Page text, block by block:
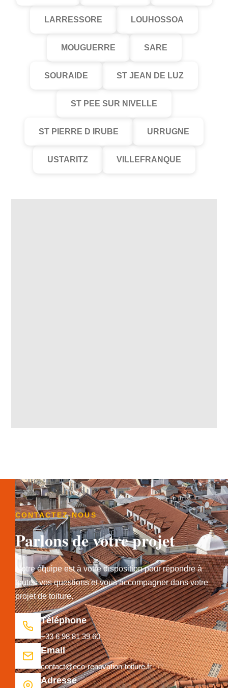
LARRESSORE LOUHOSSOA
MOUGUERRE SARE
SOURAIDE ST JEAN DE LUZ
ST PEE SUR NIVELLE
ST PIERRE D IRUBE URRUGNE
USTARITZ VILLEFRANQUE
CONTACTEZ-NOUS
Parlons de votre projet
Notre équipe est à votre disposition pour répondre à
toutes vos questions et vous accompagner dans votre
projet de toiture.
Téléphone
+33 6 98 81 39 60
Email
contact@eco-renovation-toiture.fr
Adresse